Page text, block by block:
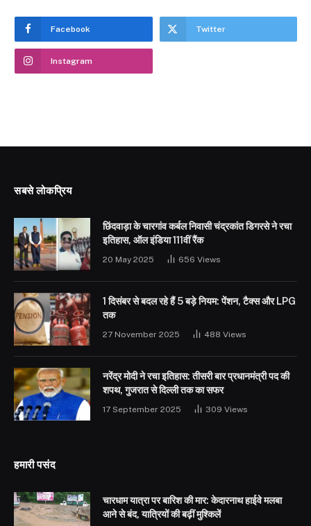
Facebook Twitter
Instagram
सबसे लोकप्रिय
छिंदवाड़ा के चारगांव कर्बल निवासी चंद्रकांत डिगरसे ने रचा
इतिहास, ऑल इंडिया 111वीं रैंक
20 May 2025 656 Views
1 दिसंबर से बदल रहे हैं 5 बड़े नियम: पेंशन, टैक्स और LPG
तक
27 November 2025 488 Views
नरेंद्र मोदी ने रचा इतिहास: तीसरी बार प्रधानमंत्री पद की
शपथ, गुजरात से दिल्ली तक का सफर
17 September 2025 309 Views
हमारी पसंद
चारधाम यात्रा पर बारिश की मार: केदारनाथ हाईवे मलबा
आने से बंद, यात्रियों की बढ़ीं मुश्किलें